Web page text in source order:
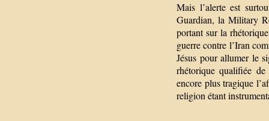
Mais l’alerte est
Guardian, la Military
portant sur la
guerre contre l’Iran
Jésus pour allumer le
rhétorique qualifiée de
encore plus tragique
religion étant